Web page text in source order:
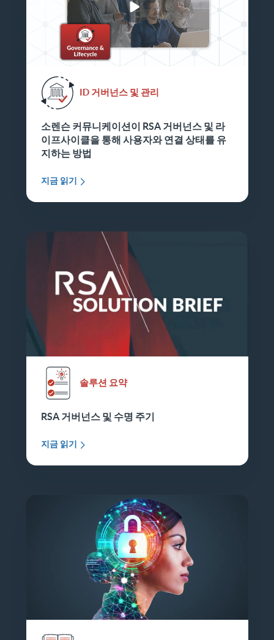
ID 거버넌스 및 관리
소렌슨 커뮤니케이션이 RSA 거버넌스 및 라
이프사이클을 통해 사용자와 연결 상태를 유
지하는 방법
지금 읽기
솔루션 요약
RSA 거버넌스 및 수명 주기
지금 읽기